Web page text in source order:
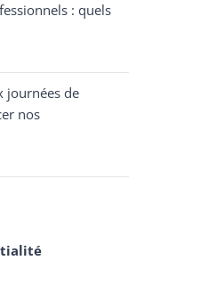
: quels
journées de
nos